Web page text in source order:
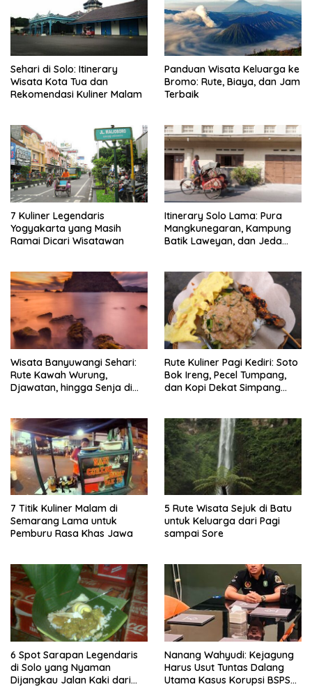
Sehari di Solo: Itinerary
Wisata Kota Tua dan
Rekomendasi Kuliner Malam
Panduan Wisata Keluarga ke
Bromo: Rute, Biaya, dan Jam
Terbaik
7 Kuliner Legendaris
Yogyakarta yang Masih
Ramai Dicari Wisatawan
Itinerary Solo Lama: Pura
Mangkunegaran, Kampung
Batik Laweyan, dan Jeda
Wisata Banyuwangi Sehari:
Rute Kawah Wurung,
Djawatan, hingga Senja di
Rute Kuliner Pagi Kediri: Soto
Bok Ireng, Pecel Tumpang,
dan Kopi Dekat Simpang
7 Titik Kuliner Malam di
Semarang Lama untuk
Pemburu Rasa Khas Jawa
5 Rute Wisata Sejuk di Batu
untuk Keluarga dari Pagi
sampai Sore
6 Spot Sarapan Legendaris
di Solo yang Nyaman
Dijangkau Jalan Kaki dari
Nanang Wahyudi: Kejagung
Harus Usut Tuntas Dalang
Utama Kasus Korupsi BSPS